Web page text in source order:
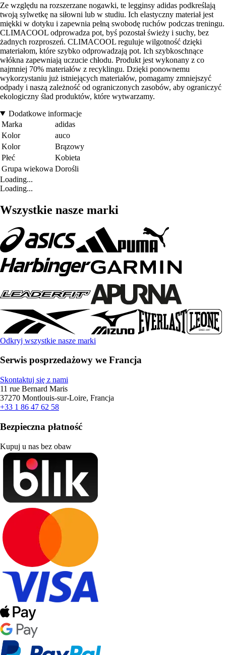
Ze względu na rozszerzane nogawki, te legginsy adidas podkreślają
twoją sylwetkę na siłowni lub w studiu. Ich elastyczny materiał jest
miękki w dotyku i zapewnia pełną swobodę ruchów podczas treningu.
CLIMACOOL odprowadza pot, byś pozostał świeży i suchy, bez
żadnych rozproszeń. CLIMACOOL reguluje wilgotność dzięki
materiałom, które szybko odprowadzają pot. Ich szybkoschnące
włókna zapewniają uczucie chłodu. Produkt jest wykonany z co
najmniej 70% materiałów z recyklingu. Dzięki ponownemu
wykorzystaniu już istniejących materiałów, pomagamy zmniejszyć
odpady i naszą zależność od ograniczonych zasobów, aby ograniczyć
ekologiczny ślad produktów, które wytwarzamy.
Dodatkowe informacje
Marka
adidas
Kolor
auco
Kolor
Brązowy
Płeć
Kobieta
Grupa wiekowa Dorośli
Loading...
Loading...
Wszystkie nasze marki
Odkryj wszystkie nasze marki
Serwis posprzedażowy we Francja
Skontaktuj się z nami
11 rue Bernard Maris
37270 Montlouis-sur-Loire, Francja
+33 1 86 47 62 58
Bezpieczna płatność
Kupuj u nas bez obaw